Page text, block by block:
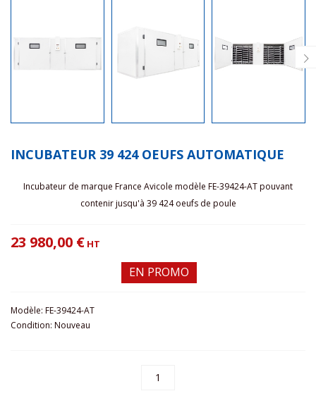
INCUBATEUR 39 424 OEUFS AUTOMATIQUE
Incubateur de marque France Avicole modèle FE-39424-AT pouvant
contenir jusqu'à 39 424 oeufs de poule
23 980,00 € HT
EN PROMO
Modèle: FE-39424-AT
Condition: Nouveau